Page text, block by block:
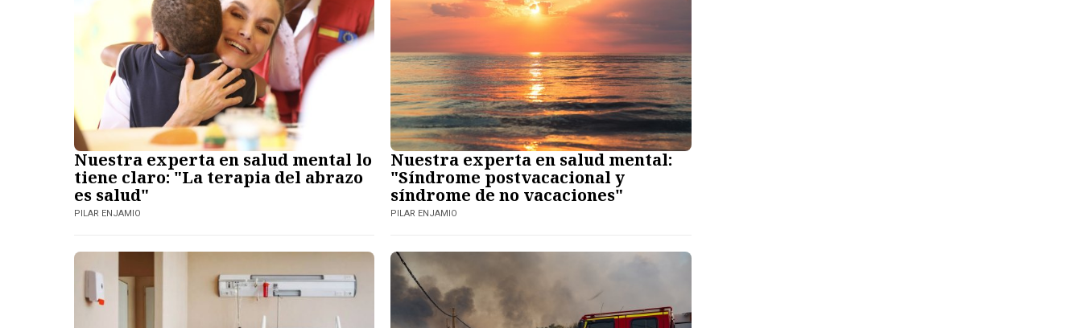
Nuestra experta en salud mental lo
tiene claro: "La terapia del abrazo
es salud"
PILAR ENJAMIO
Nuestra experta en salud mental:
"Síndrome postvacacional y
síndrome de no vacaciones"
PILAR ENJAMIO